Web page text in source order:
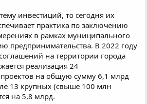
инвестиций, то сегодня их
практика по заключению
в рамках муниципального
предпринимательства. В 2022 году
на территории города
реализация 24
на общую сумму 6,1 млрд
13 крупных (свыше 100 млн
на 5,8 млрд.